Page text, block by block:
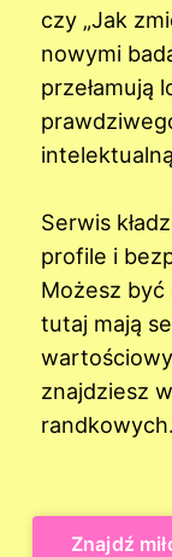
czy „Jak
nowymi
przełamują
Serwis
profile i
Możesz
tutaj mają
znajdziesz
randkowych.
Znajdź